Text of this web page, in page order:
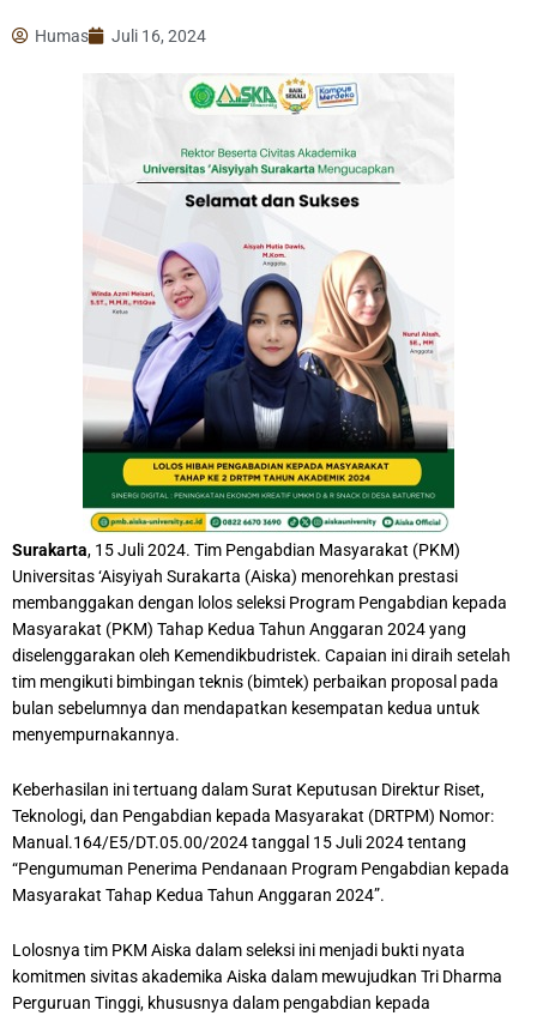
Humas Juli 16, 2024
Surakarta, 15 Juli 2024. Tim Pengabdian Masyarakat (PKM)
Universitas ‘Aisyiyah Surakarta (Aiska) menorehkan prestasi
membanggakan dengan lolos seleksi Program Pengabdian kepada
Masyarakat (PKM) Tahap Kedua Tahun Anggaran 2024 yang
diselenggarakan oleh Kemendikbudristek. Capaian ini diraih setelah
tim mengikuti bimbingan teknis (bimtek) perbaikan proposal pada
bulan sebelumnya dan mendapatkan kesempatan kedua untuk
menyempurnakannya.
Keberhasilan ini tertuang dalam Surat Keputusan Direktur Riset,
Teknologi, dan Pengabdian kepada Masyarakat (DRTPM) Nomor:
Manual.164/E5/DT.05.00/2024 tanggal 15 Juli 2024 tentang
“Pengumuman Penerima Pendanaan Program Pengabdian kepada
Masyarakat Tahap Kedua Tahun Anggaran 2024”.
Lolosnya tim PKM Aiska dalam seleksi ini menjadi bukti nyata
komitmen sivitas akademika Aiska dalam mewujudkan Tri Dharma
Perguruan Tinggi, khususnya dalam pengabdian kepada